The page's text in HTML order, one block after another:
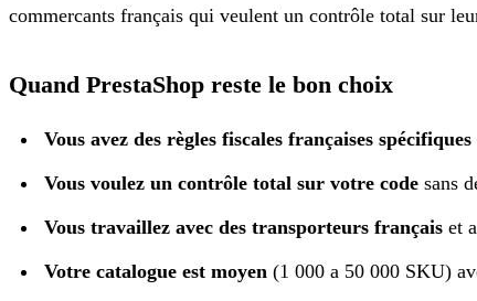
commercants français qui veulent un contrôle total sur
Quand PrestaShop reste le bon choix
Vous avez des règles fiscales françaises spécifiques
Vous voulez un contrôle total sur votre code sans
Vous travaillez avec des transporteurs français et
Votre catalogue est moyen (1 000 a 50 000 SKU)